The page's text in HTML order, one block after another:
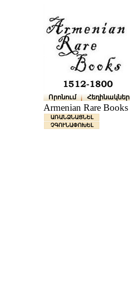
Որոնում Հեղինակներ
Armenian Rare Books
ԱՌԱՆՁՆԱՑՆԵԼ
ՉԳՈՒՆԱՓՈԽԵԼ